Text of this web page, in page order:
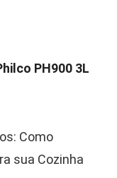
PH900 3L
Como
sua Cozinha